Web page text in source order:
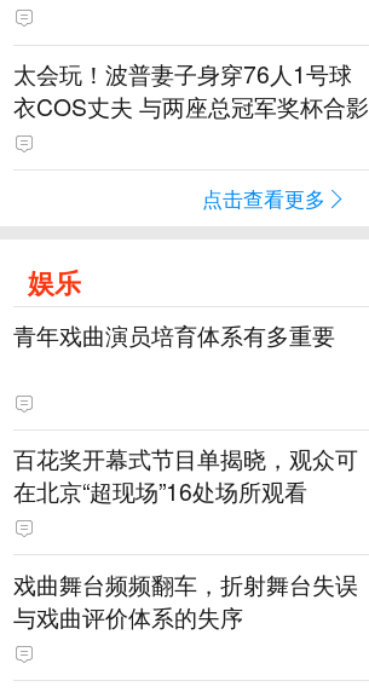
太会玩！波普妻子身穿76人1号球
衣COS丈夫 与两座总冠军奖杯合影
点击查看更多
娱乐
青年戏曲演员培育体系有多重要
百花奖开幕式节目单揭晓，观众可
在北京“超现场”16处场所观看
戏曲舞台频频翻车，折射舞台失误
与戏曲评价体系的失序